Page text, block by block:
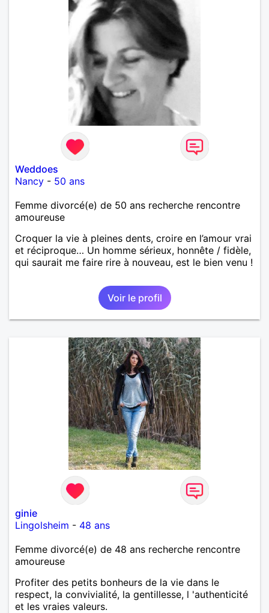
Weddoes
Nancy - 50 ans
Femme divorcé(e) de 50 ans recherche rencontre
amoureuse
Croquer la vie à pleines dents, croire en l’amour vrai
et réciproque… Un homme sérieux, honnête / fidèle,
qui saurait me faire rire à nouveau, est le bien venu !
Voir le profil
ginie
Lingolsheim - 48 ans
Femme divorcé(e) de 48 ans recherche rencontre
amoureuse
Profiter des petits bonheurs de la vie dans le
respect, la convivialité, la gentillesse, l 'authenticité
et les vraies valeurs.